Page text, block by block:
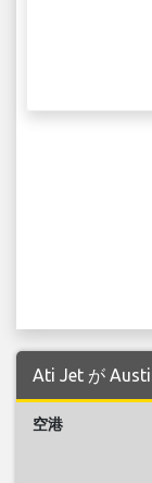
Ati Jet が
空港